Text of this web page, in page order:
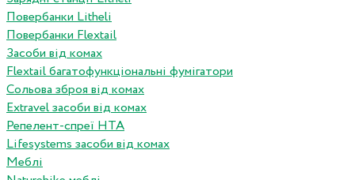
Повербанки Litheli
Повербанки Flextail
Засоби від комах
Flextail багатофункціональні фумігатори
Сольова зброя від комах
Extravel засоби від комах
Репелент-спреї HTA
Lifesystems засоби від комах
Меблі